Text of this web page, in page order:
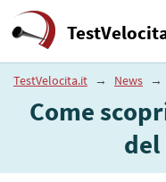
TestVelocita.it → News →
Come